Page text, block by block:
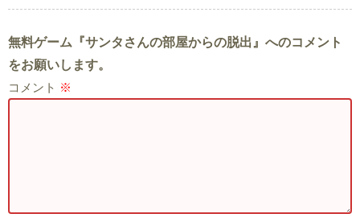
無料ゲーム『サンタさんの部屋からの脱出』へのコメント
をお願いします。
コメント ※